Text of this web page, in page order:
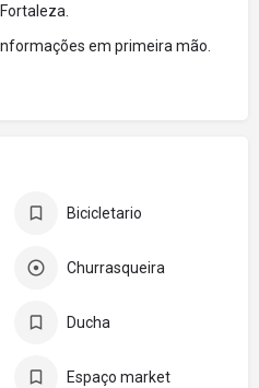
em primeira mão.
Bicicletario
Churrasqueira
Ducha
Espaço market